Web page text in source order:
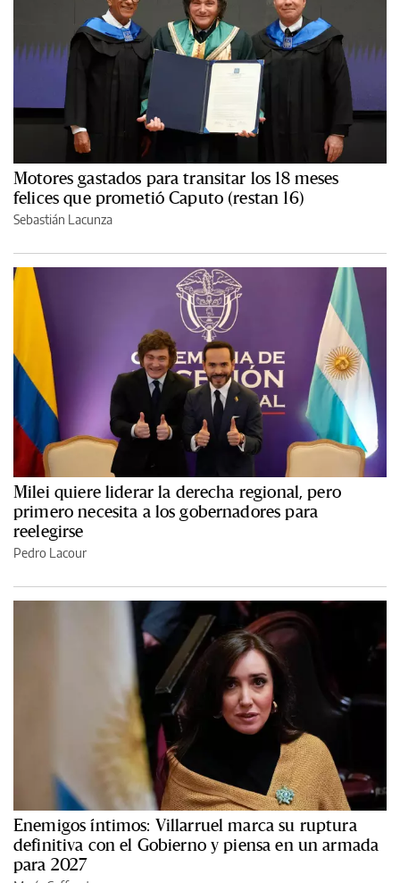
Motores gastados para transitar los 18 meses
felices que prometió Caputo (restan 16)
Sebastián Lacunza
Milei quiere liderar la derecha regional, pero
primero necesita a los gobernadores para
reelegirse
Pedro Lacour
Enemigos íntimos: Villarruel marca su ruptura
definitiva con el Gobierno y piensa en un armada
para 2027